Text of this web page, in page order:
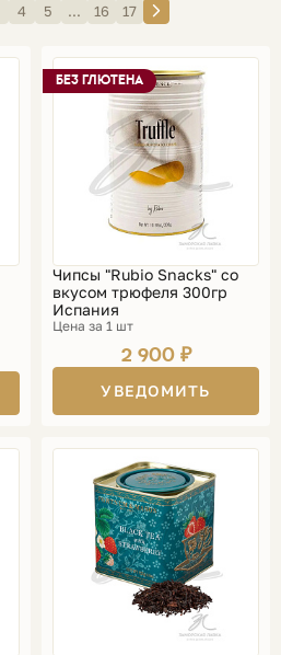
4 5 ... 16 17
БЕЗ ГЛЮТЕНА
Чипсы "Rubio Snacks" со
вкусом трюфеля 300гр
Испания
Цена за 1 шт
2 900 ₽
УВЕДОМИТЬ